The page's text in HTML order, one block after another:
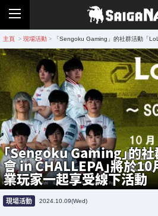
主頁 > 現場活動 > 「Sengoku Gaming」的社群活動「
「Sengoku Gaming」的
會 in CHALLEPA」將於10
業玩家一起享受線下活動
現場活動 2024.10.09(Wed)